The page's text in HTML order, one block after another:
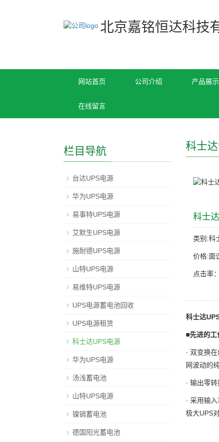
北京嘉铭恒达科技
网站首页 公司介绍 产品展示
在线留言
科士
科士
类别:科
价格:面
点击率
科士达
■先进的工
· 双变换
网波动的
· 输出零
· 采用输
极大UPS
栏目导航
台达UPS电源
华为UPS电源
易事特UPS电源
艾默生UPS电源
施耐德UPS电源
山特UPS电源
易维特UPS电源
UPS电源蓄电池回收
UPS电源租赁
科士达UPS电源
华为UPS电源
汤浅蓄电池
山特UPS电源
镍镉蓄电池
德国阳光蓄电池